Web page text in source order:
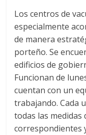
Los centros de
especialmente
de manera
porteño. Se
edificios de
Funcionan de
cuentan con un
trabajando. Cada
todas las medidas
correspondientes